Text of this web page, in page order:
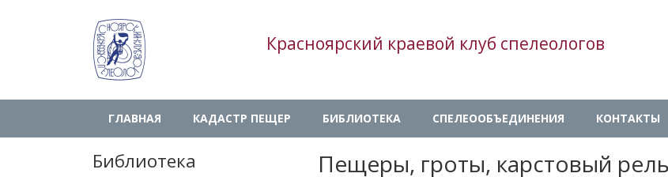
Красноярский краевой клуб спелеологов
Main
navigation
ГЛАВНАЯ КАДАСТР ПЕЩЕР БИБЛИОТЕКА СПЕЛЕООБЪЕДИНЕНИЯ КОНТАКТЫ
Библиотека Пещеры, гроты, карстовый